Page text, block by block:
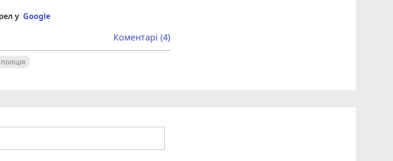
у Google
Коментарі (4)
поліція